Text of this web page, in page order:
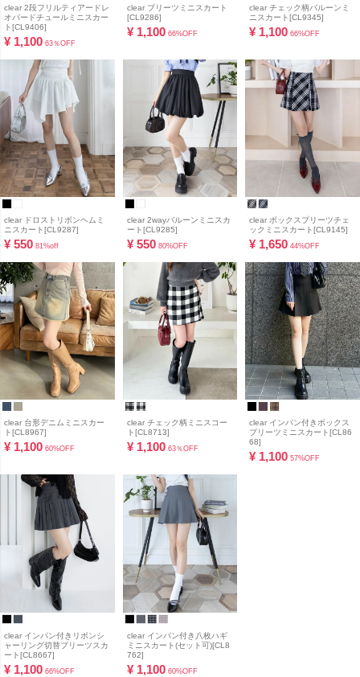
clear 2段フリルティアードレ
オパードチュールミニスカー
ト[CL9406]
¥ 1,100 63％OFF
clear プリーツミニスカート
[CL9286]
¥ 1,100 66%OFF
clear チェック柄バルーンミ
ニスカート[CL9345]
¥ 1,100 66%OFF
clear ドロストリボンヘムミ
ニスカート[CL9287]
¥ 550 81%off
clear 2wayバルーンミニスカ
ート[CL9285]
¥ 550 80%OFF
clear ボックスプリーツチェ
ックミニスカート[CL9145]
¥ 1,650 44%OFF
clear 台形デニムミニスカー
ト[CL8967]
¥ 1,100 60%OFF
clear チェック柄ミニスコー
ト[CL8713]
¥ 1,100 63％OFF
clear インパン付きボックス
プリーツミニスカート[CL86
68]
¥ 1,100 57%OFF
clear インパン付きリボンシ
ャーリング切替プリーツスカ
ート[CL8667]
¥ 1,100 66%OFF
clear インパン付き八枚ハギ
ミニスカート(セット可)[CL8
762]
¥ 1,100 60%OFF